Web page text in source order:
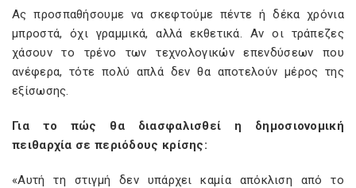
Ας προσπαθήσουμε να σκεφτούμε πέντε ή δέκα χρόνια
μπροστά, όχι γραμμικά, αλλά εκθετικά. Αν οι τράπεζες
χάσουν το τρένο των τεχνολογικών επενδύσεων που
ανέφερα, τότε πολύ απλά δεν θα αποτελούν μέρος της
εξίσωσης.
Για το πώς θα διασφαλισθεί η δημοσιονομική
πειθαρχία σε περιόδους κρίσης:
«Αυτή τη στιγμή δεν υπάρχει καμία απόκλιση από το